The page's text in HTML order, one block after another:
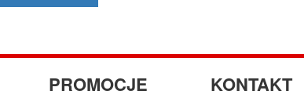
PROMOCJE KONTAKT